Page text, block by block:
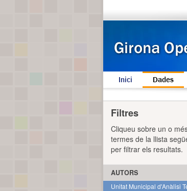
Inici Dades
Filtres
Cliqueu sobre un o
termes de la llista
per filtrar els resultats.
AUTORS
Unitat Municipal d'Anàlisi